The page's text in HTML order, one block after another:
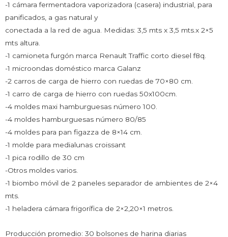
-1 cámara fermentadora vaporizadora (casera) industrial, para
panificados, a gas natural y
conectada a la red de agua. Medidas: 3,5 mts x 3,5 mts.x 2×5
mts altura.
-1 camioneta furgón marca Renault Traffic corto diesel f8q.
-1 microondas doméstico marca Galanz
-2 carros de carga de hierro con ruedas de 70×80 cm.
-1 carro de carga de hierro con ruedas 50x100cm.
-4 moldes maxi hamburguesas número 100.
-4 moldes hamburguesas número 80/85
-4 moldes para pan figazza de 8×14 cm.
-1 molde para medialunas croissant
-1 pica rodillo de 30 cm
-Otros moldes varios.
-1 biombo móvil de 2 paneles separador de ambientes de 2×4
mts.
-1 heladera cámara frigorífica de 2×2,20×1 metros.
Producción promedio: 30 bolsones de harina diarias